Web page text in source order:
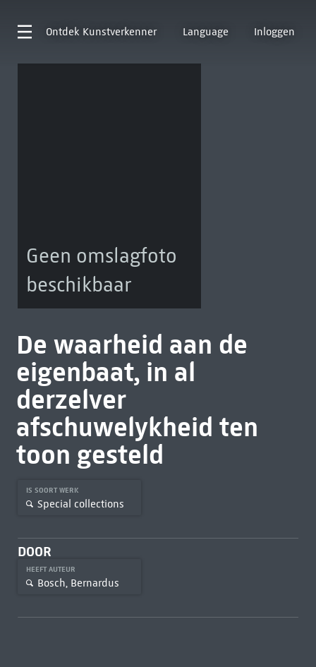
Ontdek Kunstverkenner Language Inloggen
Geen omslagfoto
beschikbaar
De waarheid aan de
eigenbaat, in al
derzelver
afschuwelykheid ten
toon gesteld
IS SOORT WERK
Special collections
DOOR
HEEFT AUTEUR
Bosch, Bernardus